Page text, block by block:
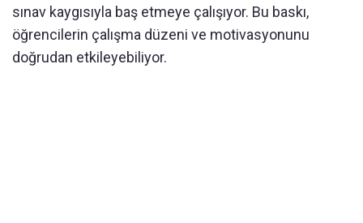
sınav kaygısıyla baş etmeye çalışıyor. Bu baskı,
öğrencilerin çalışma düzeni ve motivasyonunu
doğrudan etkileyebiliyor.